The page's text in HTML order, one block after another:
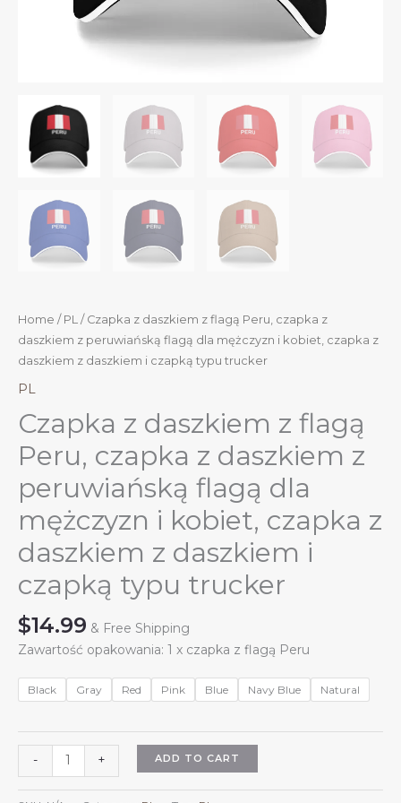
Home / PL / Czapka z daszkiem z flagą Peru, czapka z
daszkiem z peruwiańską flagą dla mężczyzn i kobiet, czapka z
daszkiem z daszkiem i czapką typu trucker
PL
Czapka z daszkiem z flagą
Peru, czapka z daszkiem z
peruwiańską flagą dla
mężczyzn i kobiet, czapka z
daszkiem z daszkiem i
czapką typu trucker
$14.99 & Free Shipping
Zawartość opakowania: 1 x czapka z flagą Peru
Black Gray Red Pink Blue Navy Blue Natural
-
z
daszkiem
+ ADD TO CART